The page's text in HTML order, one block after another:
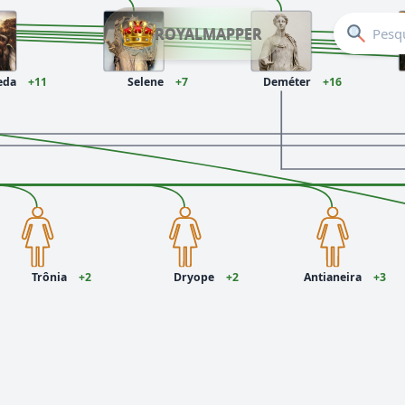
ROYALMAPPER
Selene +7
+11 Deméter +16
Dryope +2 Antianeira +3
Trônia +2